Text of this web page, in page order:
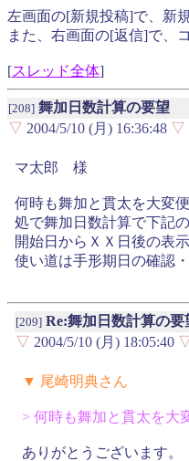
左画面の[新規投稿]で、新
また、右画面の[返信]で、
[スレッド全体]
[208] 舞加日数計算の要望
▽ 2004/5/10 (月) 16:36:48 ▽
マ太郎 様
何時も舞加と貫太を大変
処で舞加日数計算で下記
開始日からＸＸ日後の表
使い道は手形期日の確認
[209] Re:舞加日数計算の要
▽ 2004/5/10 (月) 18:05:40
▼ 尾崎明典さん
> 何時も舞加と貫太を大
ありがとうございます。